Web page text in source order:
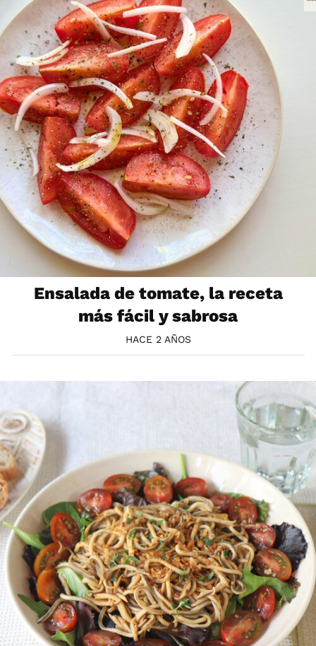
Ensalada de tomate, la receta
más fácil y sabrosa
HACE 2 AÑOS